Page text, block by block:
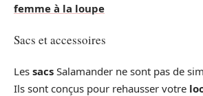
femme à la loupe
Sacs et accessoires
Les sacs Salamander ne sont pas de
Ils sont conçus pour rehausser votre